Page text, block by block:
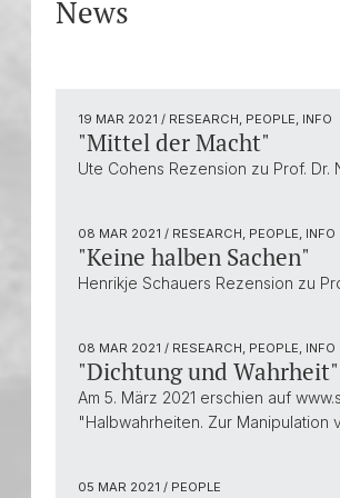
News
19 MAR 2021 / RESEARCH, PEOPLE, INFO
"Mittel der Macht"
Ute Cohens Rezension zu Prof.
08 MAR 2021 / RESEARCH, PEOPLE, INFO
"Keine halben Sachen"
Henrikje Schauers Rezension zu
08 MAR 2021 / RESEARCH, PEOPLE, INFO
"Dichtung und Wahrheit"
Am 5. März 2021 erschien auf
"Halbwahrheiten. Zur Manipulation
05 MAR 2021 / PEOPLE